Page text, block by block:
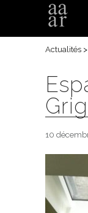
Actualités >
10